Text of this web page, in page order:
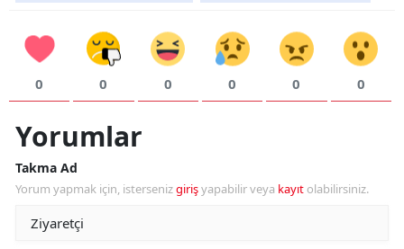
0 0 0 0 0 0
Yorumlar
Takma Ad
Yorum yapmak için, istersenizgirişyapabilir veya kayıt olabilirsiniz.